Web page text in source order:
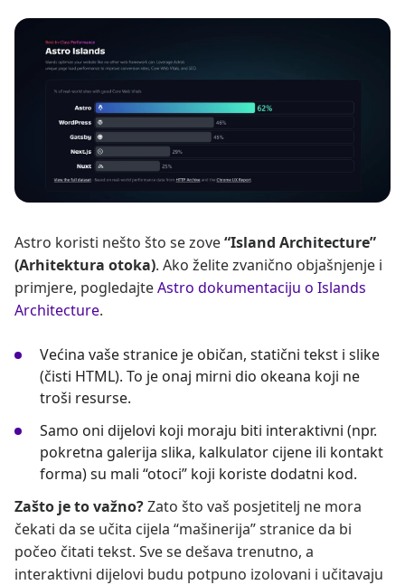
Astro koristi nešto što se zove“Island Architecture”
(Arhitektura otoka). Ako želite zvanično objašnjenje i
primjere, pogledajteAstro dokumentaciju o Islands
Architecture.
Većina vaše stranice je običan, statični tekst i slike
(čisti HTML). To je onaj mirni dio okeana koji ne
troši resurse.
Samo oni dijelovi koji moraju biti interaktivni (npr.
pokretna galerija slika, kalkulator cijene ili kontakt
forma) su mali “otoci” koji koriste dodatni kod.
Zašto je to važno?Zato što vaš posjetitelj ne mora
čekati da se učita cijela “mašinerija” stranice da bi
počeo čitati tekst. Sve se dešava trenutno, a
interaktivni dijelovi budu potpuno izolovani i učitavaju